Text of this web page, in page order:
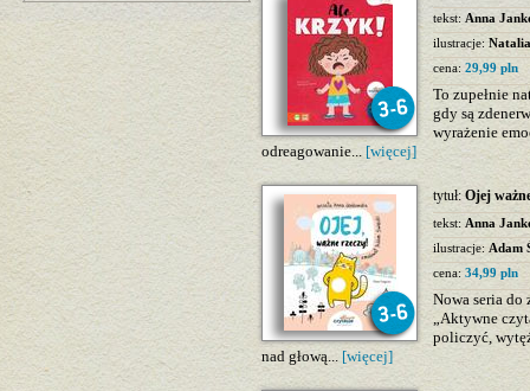
tekst: Anna
ilustracje:
cena: 29,99 pln
To zupełnie
gdy są
wyrażenie
odreagowanie... [więcej]
tytuł: Ojej
tekst: Anna
ilustracje: Adam
cena: 34,99 pln
Nowa seria
„Aktywne
policzyć,
nad głową... [więcej]